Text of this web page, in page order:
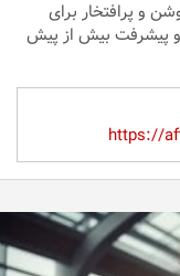
و پرافتخار برای
پیشرفت بیش از پیش
https://